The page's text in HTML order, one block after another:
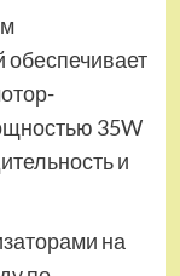
обеспечивает
35W
и
на